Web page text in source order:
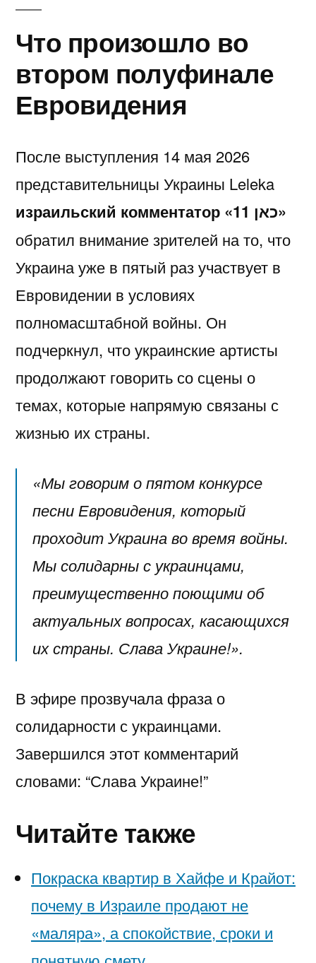
Что произошло во
втором полуфинале
Евровидения
После выступления 14 мая 2026
представительницы Украины Leleka
израильский комментатор «כאן 11»
обратил внимание зрителей на то, что
Украина уже в пятый раз участвует в
Евровидении в условиях
полномасштабной войны. Он
подчеркнул, что украинские артисты
продолжают говорить со сцены о
темах, которые напрямую связаны с
жизнью их страны.
«Мы говорим о пятом конкурсе
песни Евровидения, который
проходит Украина во время войны.
Мы солидарны с украинцами,
преимущественно поющими об
актуальных вопросах, касающихся
их страны. Слава Украине!».
В эфире прозвучала фраза о
солидарности с украинцами.
Завершился этот комментарий
словами: “Слава Украине!”
Читайте также
Покраска квартир в Хайфе и Крайот:
почему в Израиле продают не
«маляра», а спокойствие, сроки и